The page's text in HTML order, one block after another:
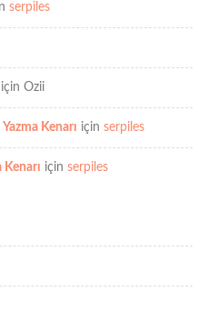
serpiles
için Ozii
Kenarı için serpiles
için serpiles